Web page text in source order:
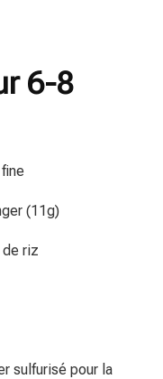
6-8
(11g)
riz
sulfurisé pour la